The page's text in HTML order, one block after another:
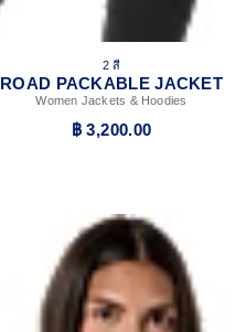
2 สี
ROAD PACKABLE JACKET
Women Jackets & Hoodies
฿ 3,200.00